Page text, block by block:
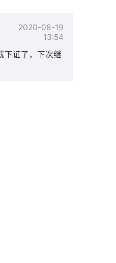
2020-08-19
13:54
下证了，下次继